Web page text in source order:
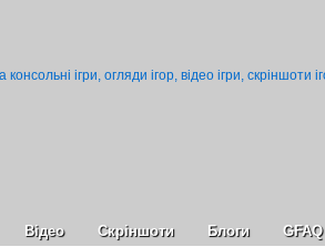
Відео Cкріншоти Блоги GFAQ